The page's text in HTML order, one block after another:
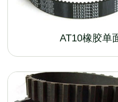
AT10橡胶单